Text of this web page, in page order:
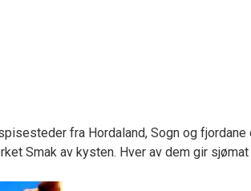
fra Hordaland, Sogn og fjordane
Smak av kysten. Hver av dem gir